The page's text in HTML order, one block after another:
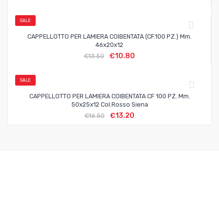
SALE
CAPPELLOTTO PER LAMIERA COIBENTATA (CF.100 PZ.) Mm.
46x20x12
€13.50 €10.80
SALE
CAPPELLOTTO PER LAMIERA COIBENTATA CF 100 PZ. Mm.
50x25x12 Col.Rosso Siena
€16.50 €13.20